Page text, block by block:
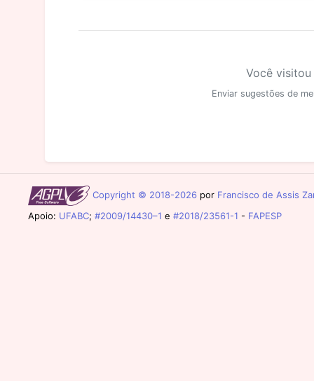
Você
Enviar sugestões de
Copyright © 2018-2026 por Francisco de Assis
Apoio: UFABC; #2009/14430–1 e #2018/23561-1 - FAPESP